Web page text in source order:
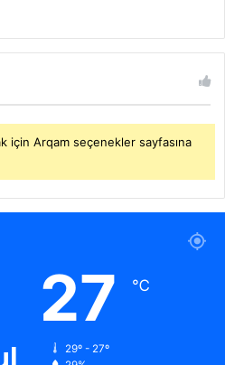
için Arqam seçenekler sayfasına
27 ℃
29º - 27º